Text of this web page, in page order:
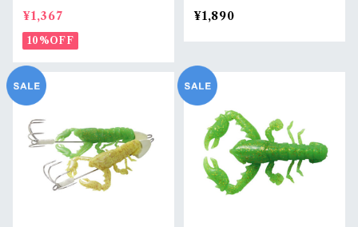
シュブースト
¥1,367
10%OFF
ュブースト
¥1,890